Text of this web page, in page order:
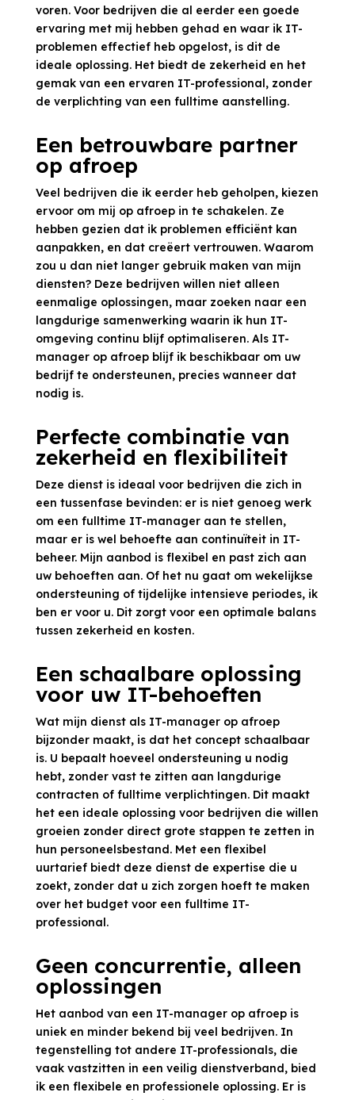
voren. Voor bedrijven die al eerder een goede
ervaring met mij hebben gehad en waar ik IT-
problemen effectief heb opgelost, is dit de
ideale oplossing. Het biedt de zekerheid en het
gemak van een ervaren IT-professional, zonder
de verplichting van een fulltime aanstelling.
Een betrouwbare partner
op afroep
Veel bedrijven die ik eerder heb geholpen, kiezen
ervoor om mij op afroep in te schakelen. Ze
hebben gezien dat ik problemen efficiënt kan
aanpakken, en dat creëert vertrouwen. Waarom
zou u dan niet langer gebruik maken van mijn
diensten? Deze bedrijven willen niet alleen
eenmalige oplossingen, maar zoeken naar een
langdurige samenwerking waarin ik hun IT-
omgeving continu blijf optimaliseren. Als IT-
manager op afroep blijf ik beschikbaar om uw
bedrijf te ondersteunen, precies wanneer dat
nodig is.
Perfecte combinatie van
zekerheid en flexibiliteit
Deze dienst is ideaal voor bedrijven die zich in
een tussenfase bevinden: er is niet genoeg werk
om een fulltime IT-manager aan te stellen,
maar er is wel behoefte aan continuïteit in IT-
beheer. Mijn aanbod is flexibel en past zich aan
uw behoeften aan. Of het nu gaat om wekelijkse
ondersteuning of tijdelijke intensieve periodes, ik
ben er voor u. Dit zorgt voor een optimale balans
tussen zekerheid en kosten.
Een schaalbare oplossing
voor uw IT-behoeften
Wat mijn dienst als IT-manager op afroep
bijzonder maakt, is dat het concept schaalbaar
is. U bepaalt hoeveel ondersteuning u nodig
hebt, zonder vast te zitten aan langdurige
contracten of fulltime verplichtingen. Dit maakt
het een ideale oplossing voor bedrijven die willen
groeien zonder direct grote stappen te zetten in
hun personeelsbestand. Met een flexibel
uurtarief biedt deze dienst de expertise die u
zoekt, zonder dat u zich zorgen hoeft te maken
over het budget voor een fulltime IT-
professional.
Geen concurrentie, alleen
oplossingen
Het aanbod van een IT-manager op afroep is
uniek en minder bekend bij veel bedrijven. In
tegenstelling tot andere IT-professionals, die
vaak vastzitten in een veilig dienstverband, bied
ik een flexibele en professionele oplossing. Er is